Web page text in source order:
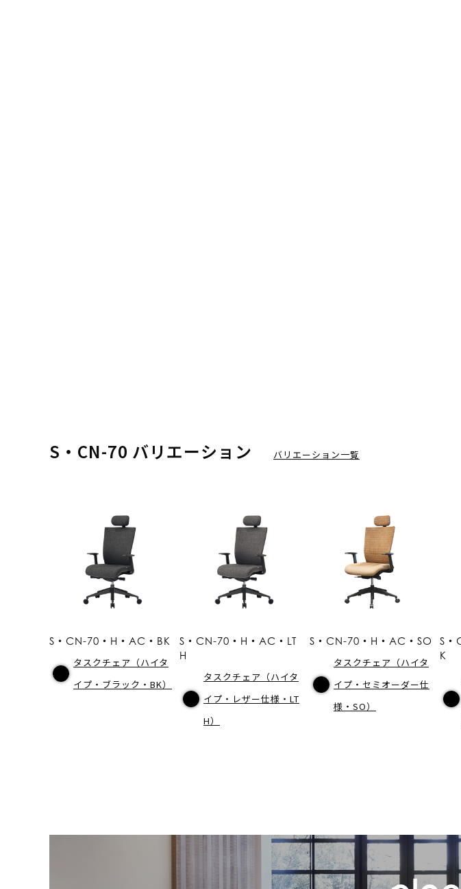
S・CN-70 バリエーション バリエーション一覧
S・CN-70・H・AC・BK
タスクチェア（ハイタ
イプ・ブラック・BK）
S・CN-70・H・AC・LT
H
タスクチェア（ハイタ
イプ・レザー仕様・LT
H）
S・CN-70・H・AC・SO
タスクチェア（ハイタ
イプ・セミオーダー仕
様・SO）
S・
K